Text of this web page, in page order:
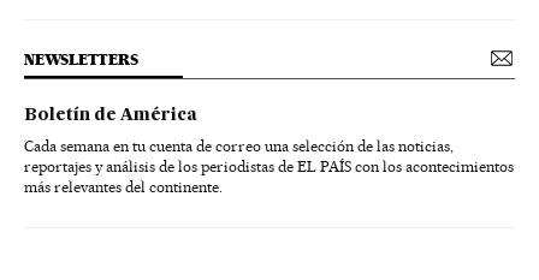
NEWSLETTERS
Boletín de América
Cada semana en tu cuenta de correo una selección de las noticias,
reportajes y análisis de los periodistas de EL PAÍS con los acontecimientos
más relevantes del continente.